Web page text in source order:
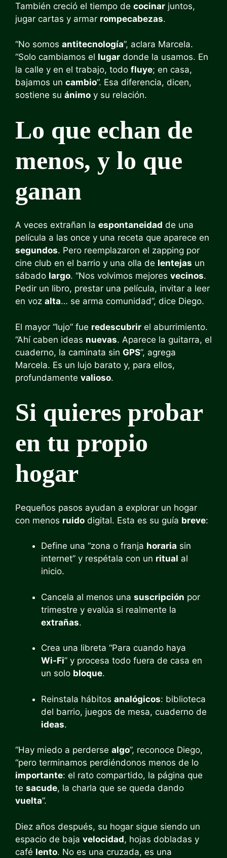
También creció el tiempo de cocinar juntos,
jugar cartas y armar rompecabezas.
“No somos antitecnología”, aclara Marcela.
“Solo cambiamos el lugar donde la usamos. En
la calle y en el trabajo, todo fluye; en casa,
bajamos un cambio”. Esa diferencia, dicen,
sostiene su ánimo y su relación.
Lo que echan de
menos, y lo que
ganan
A veces extrañan la espontaneidad de una
película a las once y una receta que aparece en
segundos. Pero reemplazaron el zapping por
cine club en el barrio y una olla de lentejas un
sábado largo. “Nos volvimos mejores vecinos.
Pedir un libro, prestar una película, invitar a leer
en voz alta… se arma comunidad”, dice Diego.
El mayor “lujo” fue redescubrir el aburrimiento.
“Ahí caben ideas nuevas. Aparece la guitarra, el
cuaderno, la caminata sin GPS”, agrega
Marcela. Es un lujo barato y, para ellos,
profundamente valioso.
Si quieres probar
en tu propio
hogar
Pequeños pasos ayudan a explorar un hogar
con menos ruido digital. Esta es su guía breve:
Define una “zona o franja horaria sin
internet” y respétala con un ritual al
inicio.
Cancela al menos una suscripción por
trimestre y evalúa si realmente la
extrañas.
Crea una libreta “Para cuando haya
Wi‑Fi” y procesa todo fuera de casa en
un solo bloque.
Reinstala hábitos analógicos: biblioteca
del barrio, juegos de mesa, cuaderno de
ideas.
“Hay miedo a perderse algo”, reconoce Diego,
“pero terminamos perdiéndonos menos de lo
importante: el rato compartido, la página que
te sacude, la charla que se queda dando
vuelta”.
Diez años después, su hogar sigue siendo un
espacio de baja velocidad, hojas dobladas y
café lento. No es una cruzada, es una